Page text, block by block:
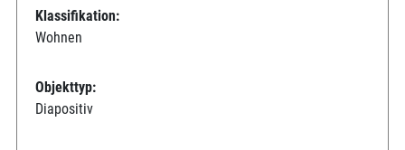
Klassifikation:
Wohnen
Objekttyp:
Diapositiv